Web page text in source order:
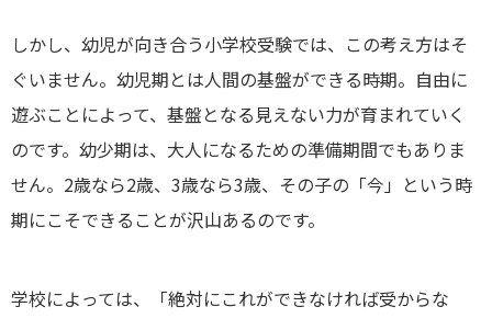
しかし、幼児が向き合う小学校受験では、この考え方はそ
ぐいません。幼児期とは人間の基盤ができる時期。自由に
遊ぶことによって、基盤となる見えない力が育まれていく
のです。幼少期は、大人になるための準備期間でもありま
せん。2歳なら2歳、3歳なら3歳、その子の「今」という時
期にこそできることが沢山あるのです。
学校によっては、「絶対にこれができなければ受からな